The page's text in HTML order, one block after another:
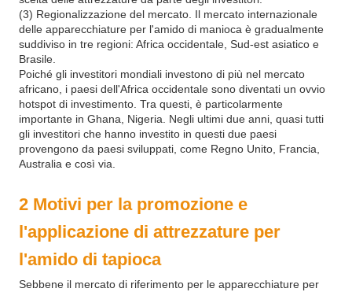
(3) Regionalizzazione del mercato. Il mercato internazionale
delle apparecchiature per l'amido di manioca è gradualmente
suddiviso in tre regioni: Africa occidentale, Sud-est asiatico e
Brasile.
Poiché gli investitori mondiali investono di più nel mercato
africano, i paesi dell'Africa occidentale sono diventati un ovvio
hotspot di investimento. Tra questi, è particolarmente
importante in Ghana, Nigeria. Negli ultimi due anni, quasi tutti
gli investitori che hanno investito in questi due paesi
provengono da paesi sviluppati, come Regno Unito, Francia,
Australia e così via.
2 Motivi per la promozione e
l'applicazione di attrezzature per
l'amido di tapioca
Sebbene il mercato di riferimento per le apparecchiature per